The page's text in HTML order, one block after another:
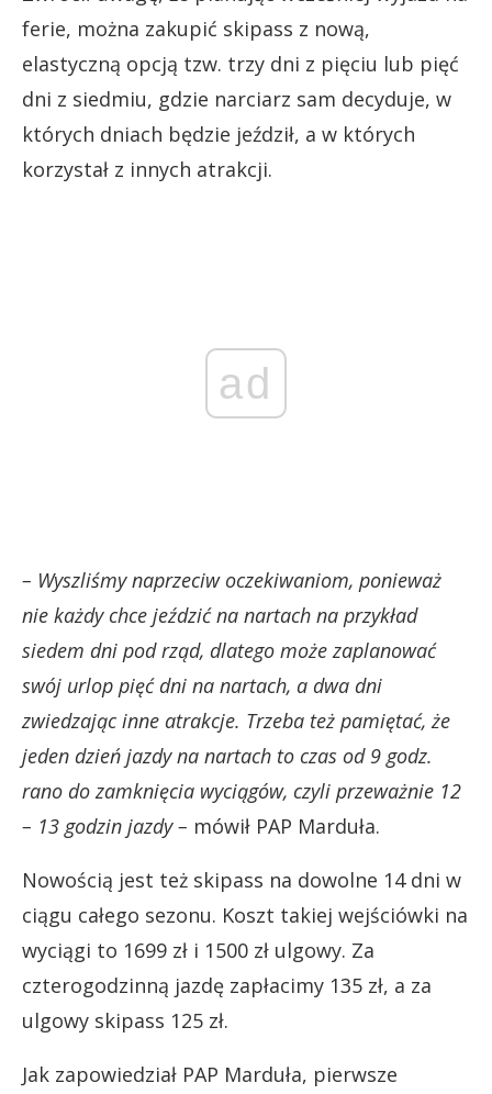
ferie, można zakupić skipass z nową,
elastyczną opcją tzw. trzy dni z pięciu lub pięć
dni z siedmiu, gdzie narciarz sam decyduje, w
których dniach będzie jeździł, a w których
korzystał z innych atrakcji.
ad
– Wyszliśmy naprzeciw oczekiwaniom, ponieważ
nie każdy chce jeździć na nartach na przykład
siedem dni pod rząd, dlatego może zaplanować
swój urlop pięć dni na nartach, a dwa dni
zwiedzając inne atrakcje. Trzeba też pamiętać, że
jeden dzień jazdy na nartach to czas od 9 godz.
rano do zamknięcia wyciągów, czyli przeważnie 12
– 13 godzin jazdy – mówił PAP Marduła.
Nowością jest też skipass na dowolne 14 dni w
ciągu całego sezonu. Koszt takiej wejściówki na
wyciągi to 1699 zł i 1500 zł ulgowy. Za
czterogodzinną jazdę zapłacimy 135 zł, a za
ulgowy skipass 125 zł.
Jak zapowiedział PAP Marduła, pierwsze